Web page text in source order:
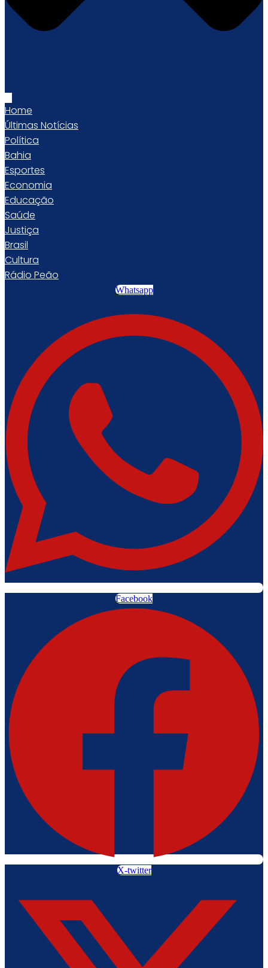
Home
Últimas Notícias
Política
Bahia
Esportes
Economia
Educação
Saúde
Justiça
Brasil
Cultura
Rádio Peão
Whatsapp
Facebook
X-twitter